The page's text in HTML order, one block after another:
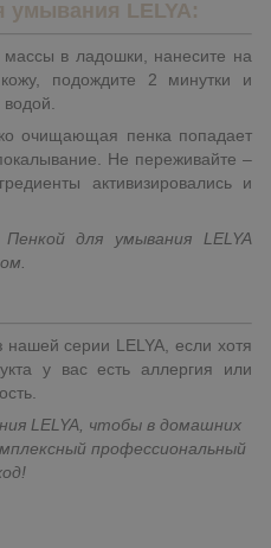
умывания LELYA:
в ладошки, нанесите на
подождите 2 минутки и
очищающая пенка попадает
Не переживайте –
активизировались и
для умывания LELYA
нашей серии LELYA, если хотя
у вас есть аллергия или
LELYA, чтобы в домашних
профессиональный